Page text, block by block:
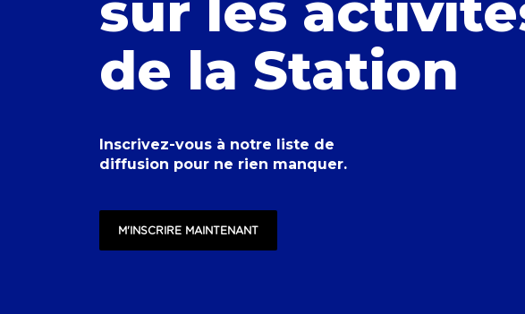
de la Station
Inscrivez-vous à notre liste de
diffusion pour ne rien manquer.
M'INSCRIRE MAINTENANT